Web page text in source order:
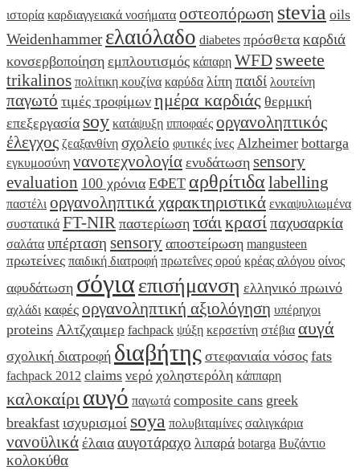
ιστορία καρδιαγγειακά νοσήματα οστεοπόρωση stevia oils
Weidenhammer ελαιόλαδο diabetes πρόσθετα καρδιά
κονσερβοποίηση εμπλουτισμός κάπαρη WFD sweete
trikalinos πολίτικη κουζίνα καρύδα λίπη παιδί λουτείνη
παγωτό τιμές τροφίμων ημέρα καρδιάς θερμική
επεξεργασία soy κατάψυξη ιπποφαές οργανοληπτικός
έλεγχος ζεαξανθίνη σχολείο φυτικές ίνες Alzheimer bottarga
εγκυμοσύνη νανοτεχνολογία ενυδάτωση sensory
evaluation 100 χρόνια ΕΦΕΤ αρθρίτιδα labelling
παστέλι οργανοληπτικά χαρακτηριστικά ενκαψυλιωμένα
συστατικά FT-NIR παστερίωση τσάι κρασίπαχυσαρκία
σαλάτα υπέρταση sensory αποστείρωση mangusteen
πρωτείνες παιδική διατροφή πρωτεΐνες ορού κρέας αλόγου οίνος
αφυδάτωση σόγια επισήμανση ελληνικό πρωινό
αχλάδι καφές οργανοληπτική αξιολόγηση υπέρηχοι
proteins Αλτζχαιμερ fachpack ψύξη κερσετίνη στέβια αυγά
σχολική διατροφή διαβήτης στεφανιαία νόσος fats
fachpack 2012 claims νερό χοληστερόλη κάππαρη
καλοκαίρι αυγό παγωτά composite cans greek
breakfast ισχυρισμοί soya πολυβιταμίνες σαλιγκάρια
νανοϋλικά έλαια αυγοτάραχο λιπαρά botarga Βυζάντιο
κολοκύθα